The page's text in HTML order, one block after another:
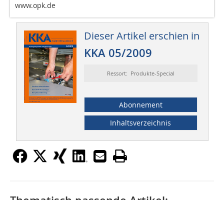
www.opk.de
Dieser Artikel erschien in
KKA 05/2009
Ressort: Produkte-Special
Abonnement
Inhaltsverzeichnis